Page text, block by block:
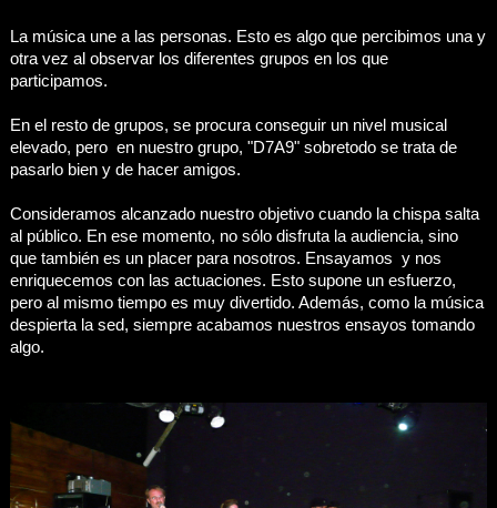
La música une a las personas. Esto es algo que percibimos una y
otra vez al observar los diferentes grupos en los que
participamos.
En el resto de grupos, se procura conseguir un nivel musical
elevado, pero en nuestro grupo, "D7A9" sobretodo se trata de
pasarlo bien y de hacer amigos.
Consideramos alcanzado nuestro objetivo cuando la chispa salta
al público. En ese momento, no sólo disfruta la audiencia, sino
que también es un placer para nosotros. Ensayamos y nos
enriquecemos con las actuaciones. Esto supone un esfuerzo,
pero al mismo tiempo es muy divertido. Además, como la música
despierta la sed, siempre acabamos nuestros ensayos tomando
algo.